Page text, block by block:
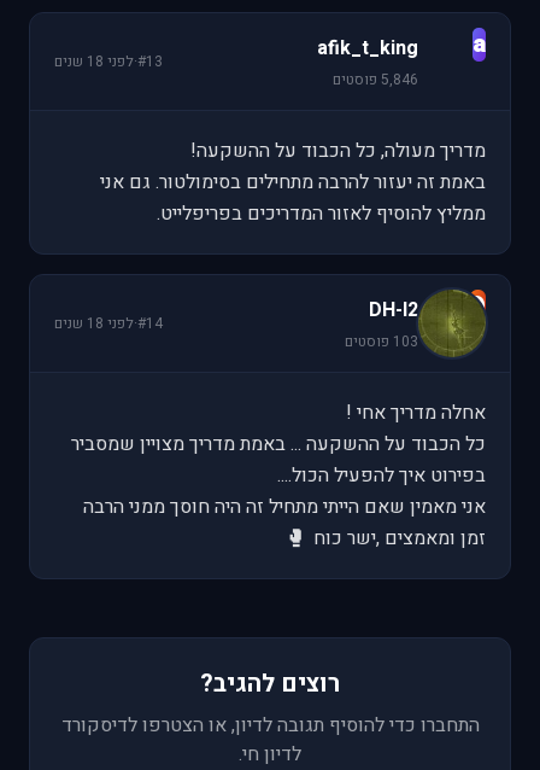
a
afik_t_king
5,846 פוסטים
#13
·לפני 18 שנים
מדריך מעולה, כל הכבוד על ההשקעה!
באמת זה יעזור להרבה מתחילים בסימולטור. גם אני
ממליץ להוסיף לאזור המדריכים בפריפלייט.
D
DH-I2
103 פוסטים
#14
·לפני 18 שנים
אחלה מדריך אחי !
כל הכבוד על ההשקעה ... באמת מדריך מצויין שמסביר
בפירוט איך להפעיל הכול....
אני מאמין שאם הייתי מתחיל זה היה חוסך ממני הרבה
זמן ומאמצים ,ישר כוח 🥊
רוצים להגיב?
התחברו כדי להוסיף תגובה לדיון, או הצטרפו לדיסקורד
לדיון חי.